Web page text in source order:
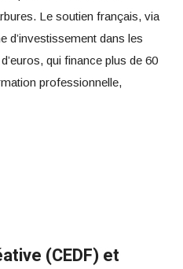
Le soutien français, via
d’investissement dans les
qui finance plus de 60
professionnelle,
(CEDF) et